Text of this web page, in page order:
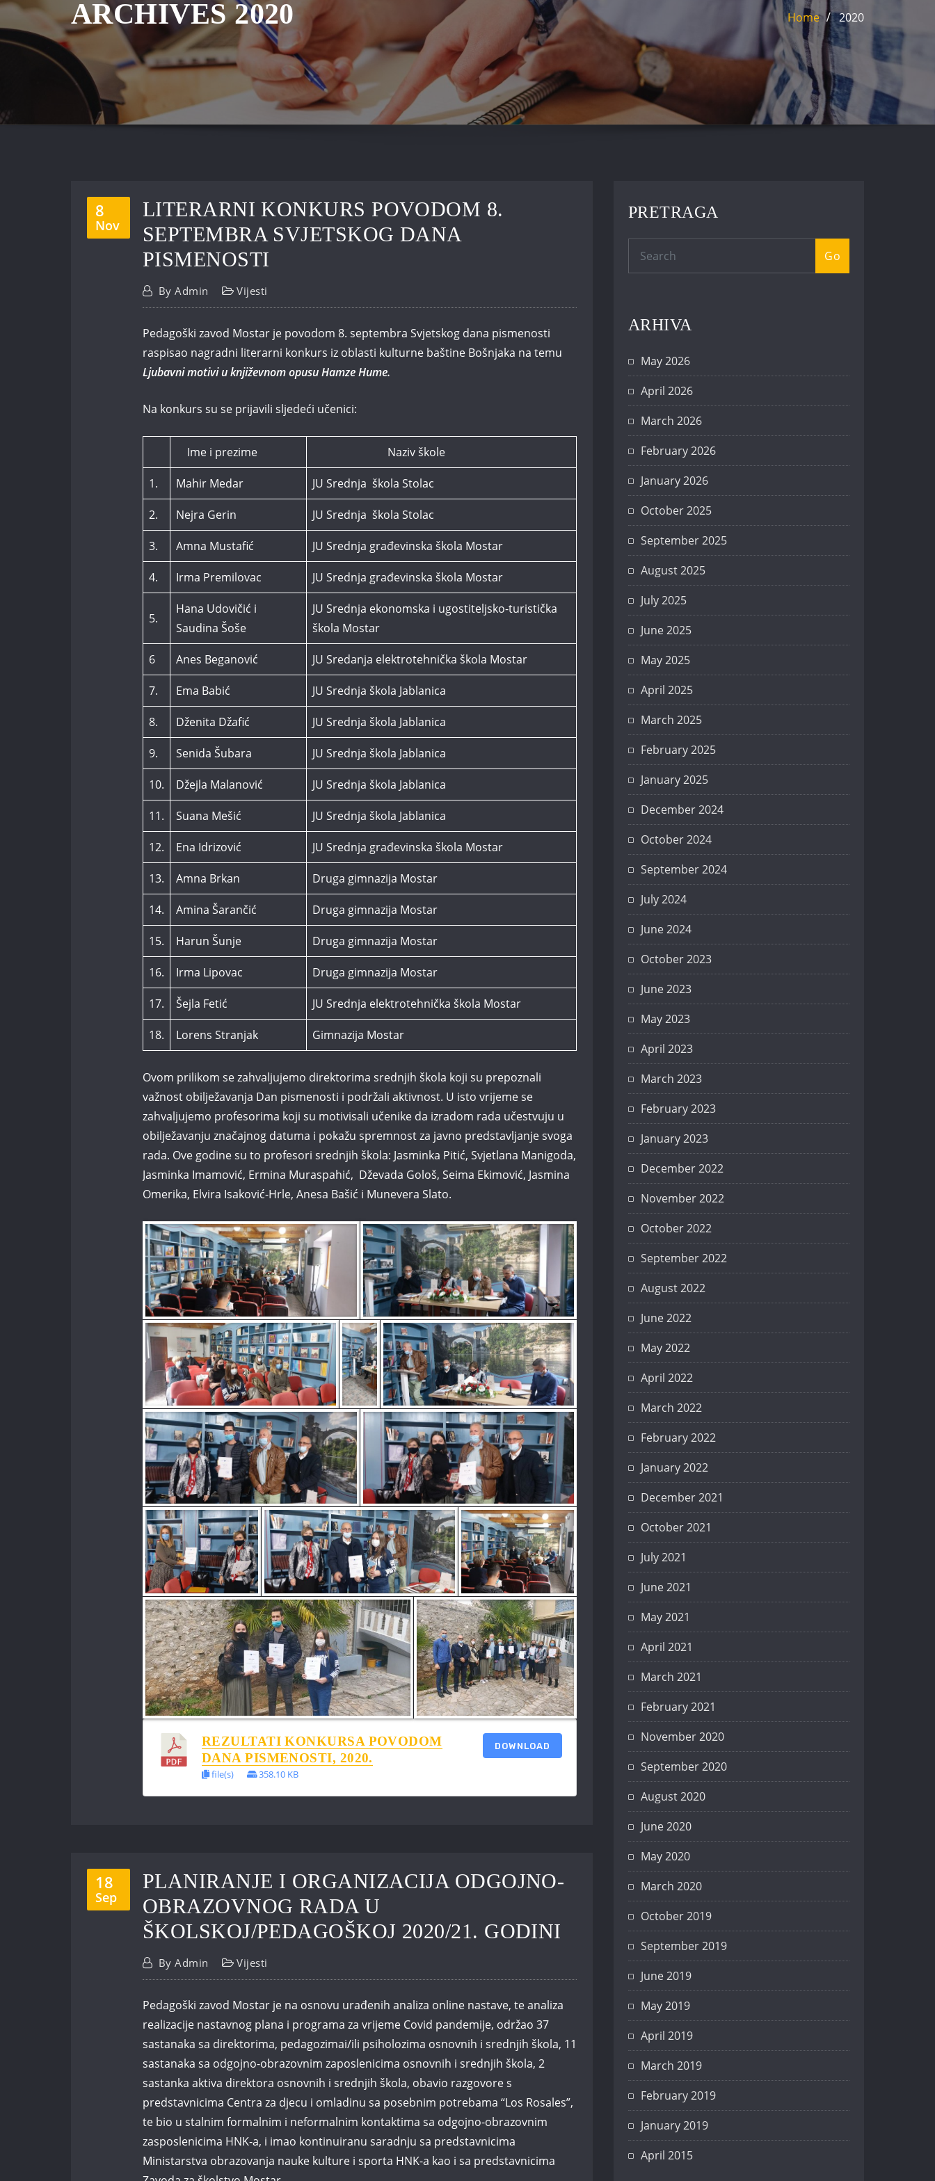
ARCHIVES 2020 Home 2020
8
Nov
LITERARNI KONKURS POVODOM 8.
SEPTEMBRA SVJETSKOG DANA
PISMENOSTI
ByAdmin Vijesti
Pedagoški zavod Mostar je povodom 8. septembra Svjetskog dana pismenosti
raspisao nagradni literarni konkurs iz oblasti kulturne baštine Bošnjaka na temu
Ljubavni motivi u književnom opusu Hamze Hume.
Na konkurs su se prijavili sljedeći učenici:
Ime i prezime Naziv škole
1. Mahir Medar JU Srednja škola Stolac
2. Nejra Gerin JU Srednja škola Stolac
3. Amna Mustafić JU Srednja građevinska škola Mostar
4. Irma Premilovac JU Srednja građevinska škola Mostar
5.
Hana Udovičić i
Saudina Šoše
JU Srednja ekonomska i ugostiteljsko-turistička
škola Mostar
6 Anes Beganović JU Sredanja elektrotehnička škola Mostar
7. Ema Babić JU Srednja škola Jablanica
8. Dženita Džafić JU Srednja škola Jablanica
9. Senida Šubara JU Srednja škola Jablanica
10. Džejla Malanović JU Srednja škola Jablanica
11. Suana Mešić JU Srednja škola Jablanica
12. Ena Idrizović JU Srednja građevinska škola Mostar
13. Amna Brkan Druga gimnazija Mostar
14. Amina Šarančić Druga gimnazija Mostar
15. Harun Šunje Druga gimnazija Mostar
16. Irma Lipovac Druga gimnazija Mostar
17. Šejla Fetić JU Srednja elektrotehnička škola Mostar
18. Lorens Stranjak Gimnazija Mostar
Ovom prilikom se zahvaljujemo direktorima srednjih škola koji su prepoznali
važnost obilježavanja Dan pismenosti i podržali aktivnost. U isto vrijeme se
zahvaljujemo profesorima koji su motivisali učenike da izradom rada učestvuju u
obilježavanju značajnog datuma i pokažu spremnost za javno predstavljanje svoga
rada. Ove godine su to profesori srednjih škola: Jasminka Pitić, Svjetlana Manigoda,
Jasminka Imamović, Ermina Muraspahić, Dževada Gološ, Seima Ekimović, Jasmina
Omerika, Elvira Isaković-Hrle, Anesa Bašić i Munevera Slato.
REZULTATI KONKURSA POVODOM
DANA PISMENOSTI, 2020.
file(s) 358.10 KB
DOWNLOAD
18
Sep
PLANIRANJE I ORGANIZACIJA ODGOJNO-
OBRAZOVNOG RADA U
ŠKOLSKOJ/PEDAGOŠKOJ 2020/21. GODINI
ByAdmin Vijesti
Pedagoški zavod Mostar je na osnovu urađenih analiza online nastave, te analiza
realizacije nastavnog plana i programa za vrijeme Covid pandemije, održao 37
sastanaka sa direktorima, pedagozimai/ili psiholozima osnovnih i srednjih škola, 11
sastanaka sa odgojno-obrazovnim zaposlenicima osnovnih i srednjih škola, 2
sastanka aktiva direktora osnovnih i srednjih škola, obavio razgovore s
predstavnicima Centra za djecu i omladinu sa posebnim potrebama “Los Rosales”,
te bio u stalnim formalnim i neformalnim kontaktima sa odgojno-obrazovnim
zasposlenicima HNK-a, i imao kontinuiranu saradnju sa predstavnicima
Ministarstva obrazovanja nauke kulture i sporta HNK-a kao i sa predstavnicima
PRETRAGA
Go
ARHIVA
May 2026
April 2026
March 2026
February 2026
January 2026
October 2025
September 2025
August 2025
July 2025
June 2025
May 2025
April 2025
March 2025
February 2025
January 2025
December 2024
October 2024
September 2024
July 2024
June 2024
October 2023
June 2023
May 2023
April 2023
March 2023
February 2023
January 2023
December 2022
November 2022
October 2022
September 2022
August 2022
June 2022
May 2022
April 2022
March 2022
February 2022
January 2022
December 2021
October 2021
July 2021
June 2021
May 2021
April 2021
March 2021
February 2021
November 2020
September 2020
August 2020
June 2020
May 2020
March 2020
October 2019
September 2019
June 2019
May 2019
April 2019
March 2019
February 2019
January 2019
April 2015